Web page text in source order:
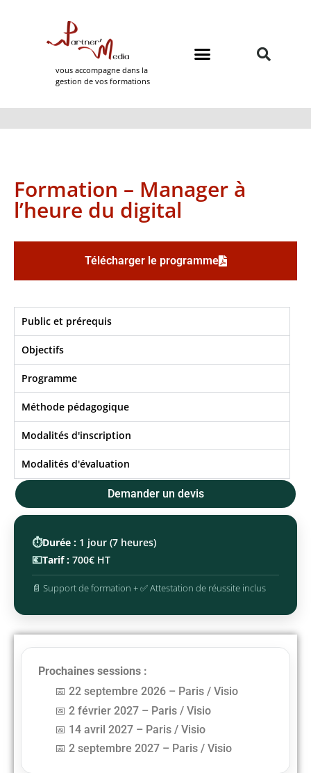
vous accompagne dans la
gestion de vos formations
Formation – Manager à
l’heure du digital
Télécharger le programme
Public et prérequis
Objectifs​
Programme
Méthode pédagogique
Modalités d'inscription
Modalités d'évaluation
Demander un devis
⏱️Durée : 1 jour (7 heures)
💶Tarif : 700€ HT
📄 Support de formation + ✅ Attestation de réussite inclus
Prochaines sessions :
22 septembre 2026 – Paris / Visio
2 février 2027 – Paris / Visio
14 avril 2027 – Paris / Visio
2 septembre 2027 – Paris / Visio